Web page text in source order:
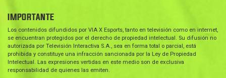
IMPORTANTE
Los contenidos difundidos por VIA X Esports, tanto en televisión como en internet,
se encuentran protegidos por el derecho de propiedad intelectual. Su difusión no
autorizada por Televisión Interactiva S.A., sea en forma total o parcial, está
prohibida y constituye una infracción sancionada por la Ley de Propiedad
Intelectual. Las expresiones vertidas en este medio son de exclusiva
responsabilidad de quienes las emiten.